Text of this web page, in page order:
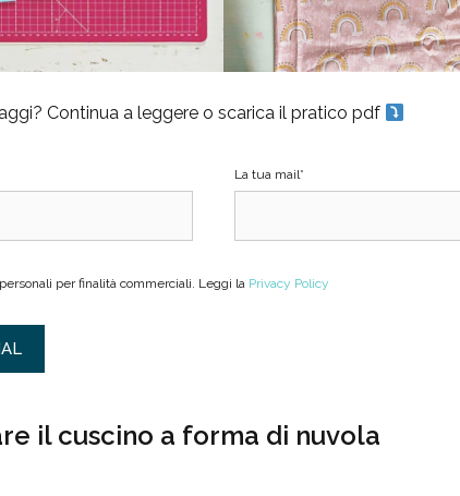
Continua a leggere o scarica il pratico pdf
La tua mail*
per finalità commerciali. Leggi la Privacy Policy
il cuscino a forma di nuvola